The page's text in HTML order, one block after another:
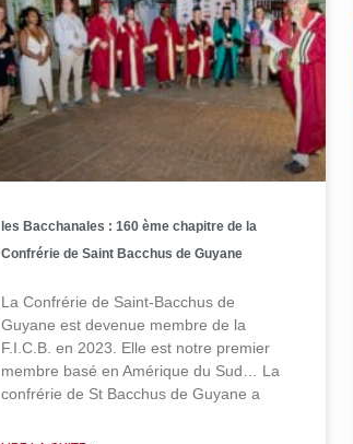
les Bacchanales : 160 ème chapitre de la
Confrérie de Saint Bacchus de Guyane
La Confrérie de Saint-Bacchus de
Guyane est devenue membre de la
F.I.C.B. en 2023. Elle est notre premier
membre basé en Amérique du Sud… La
confrérie de St Bacchus de Guyane a